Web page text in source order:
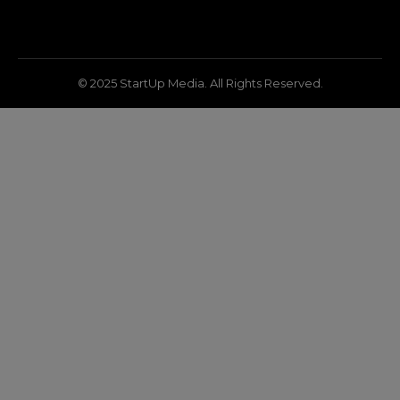
© 2025 StartUp Media. All Rights Reserved.